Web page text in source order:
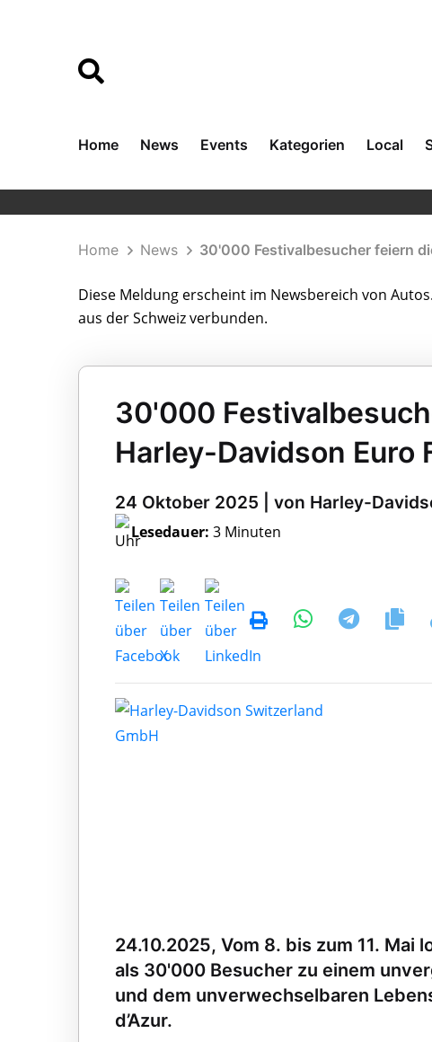
Home News Events Kategorien Local
Home News 30'000 Festivalbesucher feiern
Diese Meldung erscheint im Newsbereich von
aus der Schweiz verbunden.
30'000
Harley-Davidson Euro
24 Oktober 2025 | von Harley-
Lesedauer: 3 Minuten
24.10.2025, Vom 8. bis zum 11.
als 30'000 Besucher zu einem
und dem unverwechselbaren
d’Azur.